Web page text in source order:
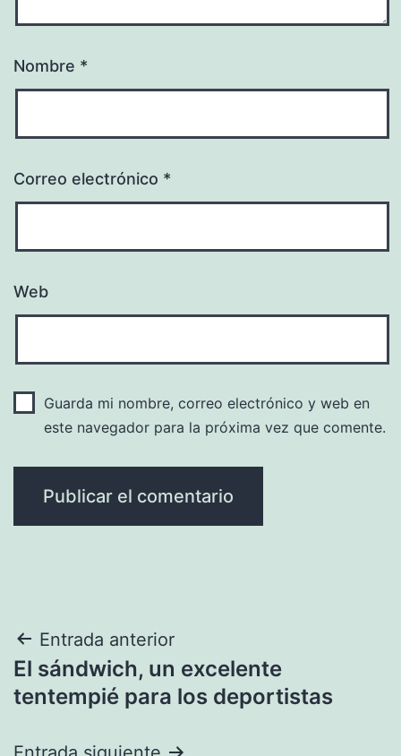
Nombre *
Correo electrónico *
Web
Guarda mi nombre, correo electrónico y web en
este navegador para la próxima vez que comente.
Navegación
de
Entrada anterior
El sándwich, un excelente
tentempié para los deportistas